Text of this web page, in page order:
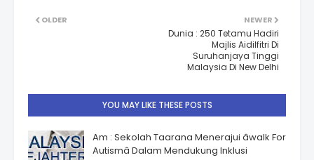
NEWER
Dunia : 250 Tetamu Hadiri
Majlis Aidilfitri Di
Suruhanjaya Tinggi
Malaysia Di New Delhi
OLDER
YOU MAY LIKE THESE POSTS
Am : Sekolah Taarana Menerajui âwalk For
Autismâ Dalam Mendukung Inklusi